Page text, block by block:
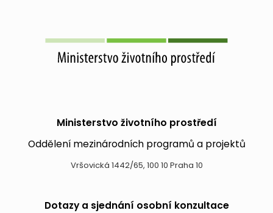
Ministerstvo životního prostředí
Oddělení mezinárodních programů a projektů
Vršovická 1442/65, 100 10 Praha 10
Dotazy a sjednání osobní konzultace